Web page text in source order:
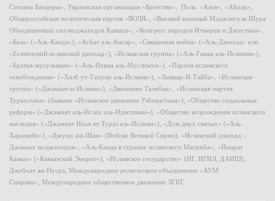
Степана Бандеры», Украинская организация «Братство», Полк «Азов», «Айдар»,
Общероссийская политическая партия «ВОЛЯ», «Высший военный Маджлисуль Шура
Объединенных сил моджахедов Кавказа», «Конгресс народов Ичкерии и Дагестана»,
«База» («Аль-Каида»), «Асбат аль-Ансар», «Священная война» («Аль-Джихад» или
«Египетский исламский джихад»), «Исламская группа» («Аль-Гамаа аль-Исламия»),
«Братья-мусульмане» («Аль-Ихван аль-Муслимун»), «Партия исламского
освобождения» («Хизб ут-Тахрир аль-Ислами»), «Лашкар-И-Тайба», «Исламская
группа» («Джамаат-и-Ислами»), «Движение Талибан», «Исламская партия
Туркестана» (бывшее «Исламское движение Узбекистана»), «Общество социальных
реформ» («Джамият аль-Ислах аль-Иджтимаи»), «Общество возрождения исламского
наследия» («Джамият Ихья ат-Тураз аль-Ислами»), «Дом двух святых» («Аль-
Харамейн»), «Джунд аш-Шам» (Войско Великой Сирии), «Исламский джихад –
Джамаат моджахедов», «Аль-Каида в странах исламского Магриба», «Имарат
Кавказ» («Кавказский Эмират»), «Исламское государство» (ИГ, ИГИЛ, ДАИШ),
Джебхат ан-Нусра, Международное религиозное объединение «АУМ
Синрике», Международное общественное движение ЛГБТ.